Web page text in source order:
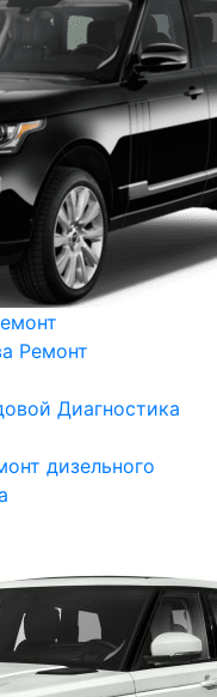
Ремонт
Диагностика
дизельного